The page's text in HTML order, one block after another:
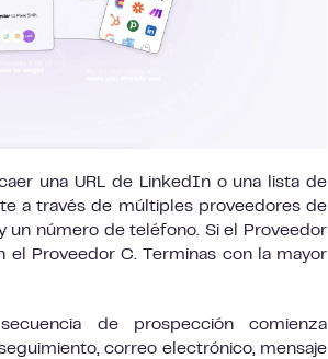
una URL de LinkedIn o una lista de
a través de múltiples proveedores de
un número de teléfono. Si el Proveedor
el Proveedor C. Terminas con la mayor
de prospección comienza
correo electrónico, mensaje